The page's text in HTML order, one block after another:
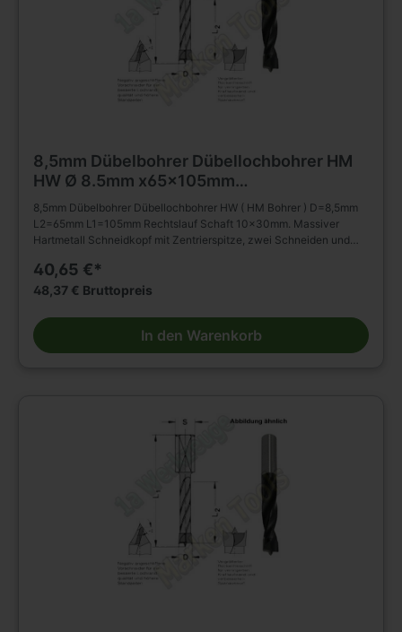
8,5mm Dübelbohrer Dübellochbohrer HM
HW Ø 8.5mm x65x105mm
m.Rückenführung Schaft 10mm
8,5mm Dübelbohrer Dübellochbohrer HW ( HM Bohrer ) D=8,5mm
L2=65mm L1=105mm Rechtslauf Schaft 10x30mm. Massiver
Hartmetall Schneidkopf mit Zentrierspitze, zwei Schneiden und
Rückenfreischliff. Spiralteil kunststoffbeschichtet. Zylinderschaft
mit Spannfläche ohne Tiefeneinstellschraube. Zum Einsatz in
Bohrmaschinen. Zum Bohren von Sacklöchern in Massivholz,
Holz- und Plattenwerkstoffen u.s.w., auch in beschichteter
Ausführung. Die Rückenführung bringt verbesserte Zentrierung
40,65 €*
48,37 € Bruttopreis
In den Warenkorb